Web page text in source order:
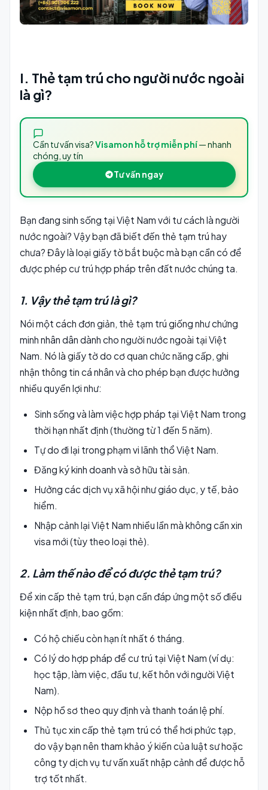
I. Thẻ tạm trú cho người nước ngoài
là gì?
Cần tư vấn visa?Visamon hỗ trợ miễn phí— nhanh
chóng, uy tín
Tư vấn ngay
Bạn đang sinh sống tại Việt Nam với tư cách là người
nước ngoài? Vậy bạn đã biết đến thẻ tạm trú hay
chưa? Đây là loại giấy tờ bắt buộc mà bạn cần có để
được phép cư trú hợp pháp trên đất nước chúng ta.
1. Vậy thẻ tạm trú là gì?
Nói một cách đơn giản, thẻ tạm trú giống như chứng
minh nhân dân dành cho người nước ngoài tại Việt
Nam. Nó là giấy tờ do cơ quan chức năng cấp, ghi
nhận thông tin cá nhân và cho phép bạn được hưởng
nhiều quyền lợi như:
Sinh sống và làm việc hợp pháp tại Việt Nam trong
thời hạn nhất định (thường từ 1 đến 5 năm).
Tự do đi lại trong phạm vi lãnh thổ Việt Nam.
Đăng ký kinh doanh và sở hữu tài sản.
Hưởng các dịch vụ xã hội như giáo dục, y tế, bảo
hiểm.
Nhập cảnh lại Việt Nam nhiều lần mà không cần xin
visa mới (tùy theo loại thẻ).
2. Làm thế nào để có được thẻ tạm trú?
Để xin cấp thẻ tạm trú, bạn cần đáp ứng một số điều
kiện nhất định, bao gồm:
Có hộ chiếu còn hạn ít nhất 6 tháng.
Có lý do hợp pháp để cư trú tại Việt Nam (ví dụ:
học tập, làm việc, đầu tư, kết hôn với người Việt
Nam).
Nộp hồ sơ theo quy định và thanh toán lệ phí.
Thủ tục xin cấp thẻ tạm trú có thể hơi phức tạp,
do vậy bạn nên tham khảo ý kiến của luật sư hoặc
công ty dịch vụ tư vấn xuất nhập cảnh để được hỗ
trợ tốt nhất.